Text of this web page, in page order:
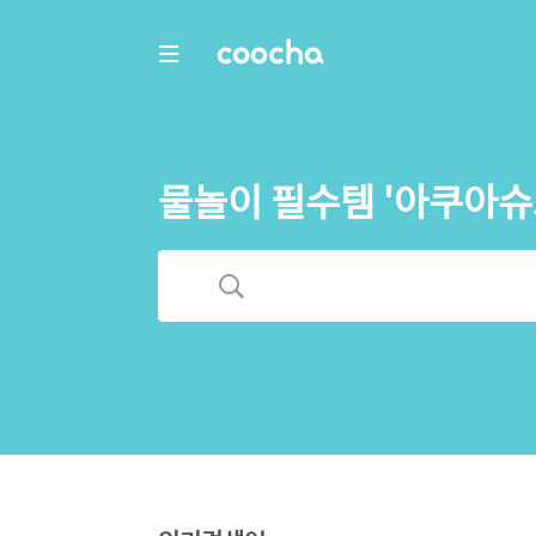
COOCHA
물놀이 필수템 '아쿠아